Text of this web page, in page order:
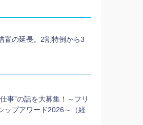
置の延長。2割特例から3
事”の話を大募集！～フリ
ップアワード2026～（経